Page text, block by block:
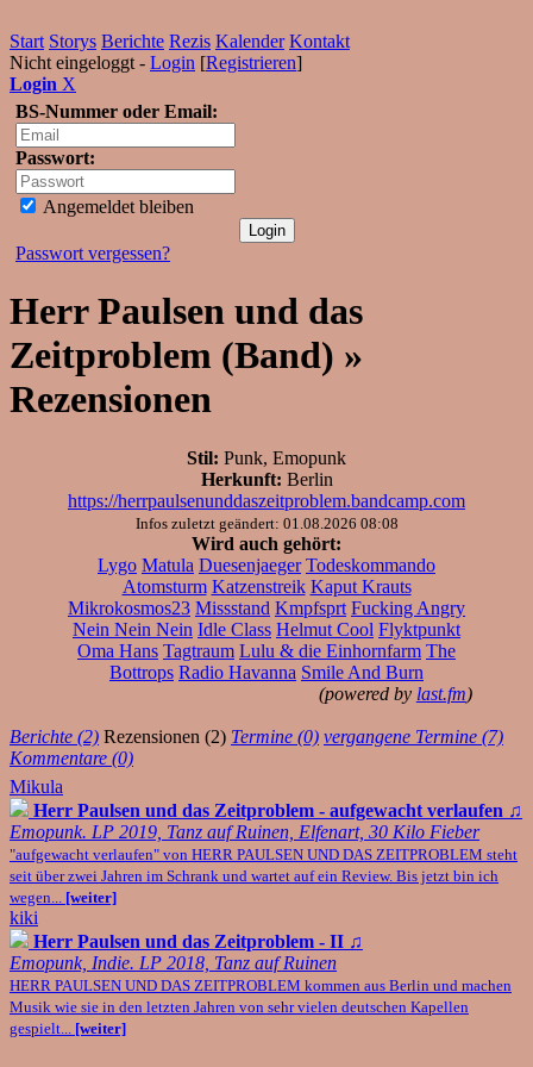
Start Storys Berichte Rezis Kalender Kontakt
Nicht eingeloggt - Login [Registrieren]
Login X
BS-Nummer oder Email:
Passwort:
Angemeldet bleiben
Passwort vergessen?
Herr Paulsen und das
Zeitproblem (Band) »
Rezensionen
Stil: Punk, Emopunk
Herkunft: Berlin
https://herrpaulsenunddaszeitproblem.bandcamp.com
Infos zuletzt geändert: 01.08.2026 08:08
Wird auch gehört:
Lygo Matula Duesenjaeger Todeskommando
Atomsturm Katzenstreik Kaput Krauts
Mikrokosmos23 Missstand Kmpfsprt Fucking Angry
Nein Nein Nein Idle Class Helmut Cool Flyktpunkt
Oma Hans Tagtraum Lulu & die Einhornfarm The
Bottrops Radio Havanna Smile And Burn
(powered by last.fm)
Berichte (2) Rezensionen (2) Termine (0) vergangene Termine (7)
Kommentare (0)
Mikula
Herr Paulsen und das Zeitproblem - aufgewacht verlaufen ♫
Emopunk. LP 2019, Tanz auf Ruinen, Elfenart, 30 Kilo Fieber
"aufgewacht verlaufen" von HERR PAULSEN UND DAS ZEITPROBLEM steht
seit über zwei Jahren im Schrank und wartet auf ein Review. Bis jetzt bin ich
wegen... [weiter]
kiki
Herr Paulsen und das Zeitproblem - II ♫
Emopunk, Indie. LP 2018, Tanz auf Ruinen
HERR PAULSEN UND DAS ZEITPROBLEM kommen aus Berlin und machen
Musik wie sie in den letzten Jahren von sehr vielen deutschen Kapellen
gespielt... [weiter]